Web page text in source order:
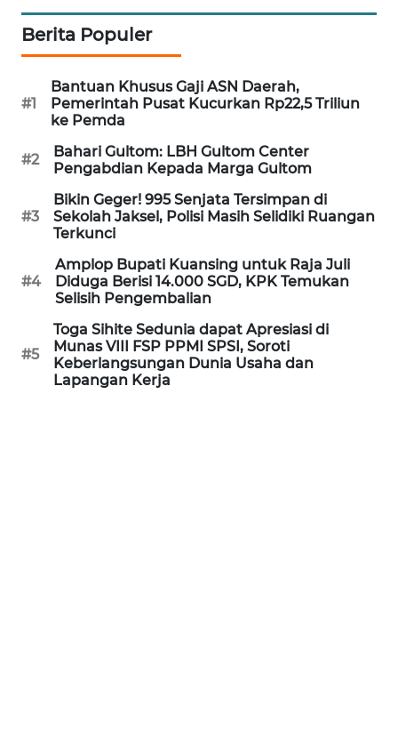
Berita Populer
#1
Bantuan Khusus Gaji ASN Daerah,
Pemerintah Pusat Kucurkan Rp22,5 Triliun
ke Pemda
#2
Bahari Gultom: LBH Gultom Center
Pengabdian Kepada Marga Gultom
#3
Bikin Geger! 995 Senjata Tersimpan di
Sekolah Jaksel, Polisi Masih Selidiki Ruangan
Terkunci
#4
Amplop Bupati Kuansing untuk Raja Juli
Diduga Berisi 14.000 SGD, KPK Temukan
Selisih Pengembalian
#5
Toga Sihite Sedunia dapat Apresiasi di
Munas VIII FSP PPMI SPSI, Soroti
Keberlangsungan Dunia Usaha dan
Lapangan Kerja
WN
SUMBAR
WN
SUMSEL
WN
BENGKULU
WN
LAMPUNG
WN
JATENG
WN
NUSANTARA